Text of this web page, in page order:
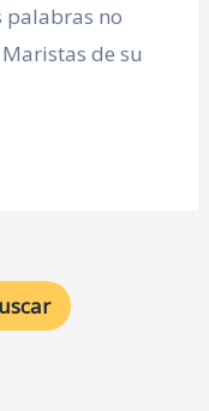
palabras no
de su